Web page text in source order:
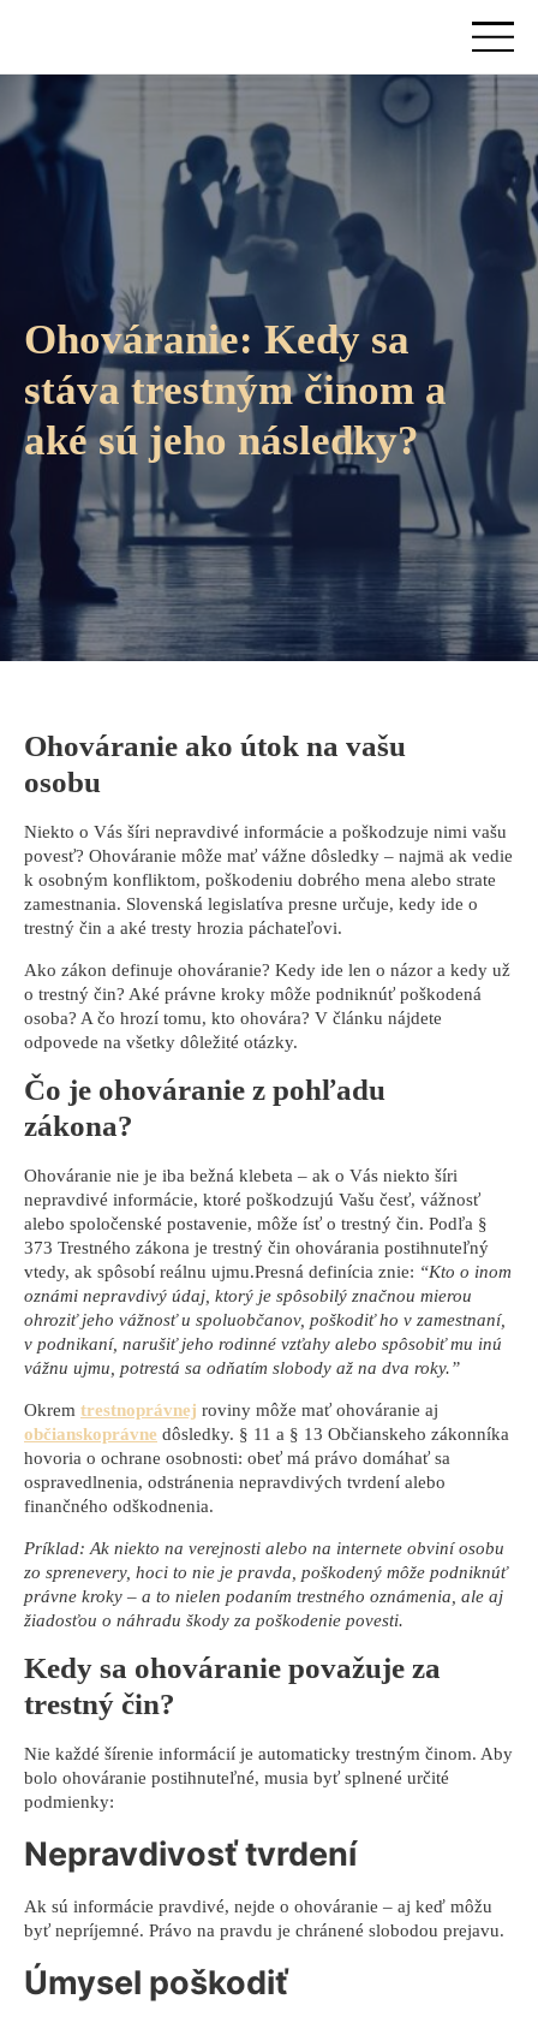
Ohováranie: Kedy sa
stáva trestným činom a
aké sú jeho následky?
Ohováranie ako útok na vašu
osobu
Niekto o Vás šíri nepravdivé informácie a poškodzuje nimi vašu
povesť? Ohováranie môže mať vážne dôsledky – najmä ak vedie
k osobným konfliktom, poškodeniu dobrého mena alebo strate
zamestnania. Slovenská legislatíva presne určuje, kedy ide o
trestný čin a aké tresty hrozia páchateľovi.
Ako zákon definuje ohováranie? Kedy ide len o názor a kedy už
o trestný čin? Aké právne kroky môže podniknúť poškodená
osoba? A čo hrozí tomu, kto ohovára? V článku nájdete
odpovede na všetky dôležité otázky.
Čo je ohováranie z pohľadu
zákona?
Ohováranie nie je iba bežná klebeta – ak o Vás niekto šíri
nepravdivé informácie, ktoré poškodzujú Vašu česť, vážnosť
alebo spoločenské postavenie, môže ísť o trestný čin. Podľa §
373 Trestného zákona je trestný čin ohovárania postihnuteľný
vtedy, ak spôsobí reálnu ujmu.Presná definícia znie: “Kto o inom
oznámi nepravdivý údaj, ktorý je spôsobilý značnou mierou
ohroziť jeho vážnosť u spoluobčanov, poškodiť ho v zamestnaní,
v podnikaní, narušiť jeho rodinné vzťahy alebo spôsobiť mu inú
vážnu ujmu, potrestá sa odňatím slobody až na dva roky.”
Okrem trestnoprávnej roviny môže mať ohováranie aj
občianskoprávne dôsledky. § 11 a § 13 Občianskeho zákonníka
hovoria o ochrane osobnosti: obeť má právo domáhať sa
ospravedlnenia, odstránenia nepravdivých tvrdení alebo
finančného odškodnenia.
Príklad: Ak niekto na verejnosti alebo na internete obviní osobu
zo sprenevery, hoci to nie je pravda, poškodený môže podniknúť
právne kroky – a to nielen podaním trestného oznámenia, ale aj
žiadosťou o náhradu škody za poškodenie povesti.
Kedy sa ohováranie považuje za
trestný čin?
Nie každé šírenie informácií je automaticky trestným činom. Aby
bolo ohováranie postihnuteľné, musia byť splnené určité
podmienky:
Nepravdivosť tvrdení
Ak sú informácie pravdivé, nejde o ohováranie – aj keď môžu
byť nepríjemné. Právo na pravdu je chránené slobodou prejavu.
Úmysel poškodiť